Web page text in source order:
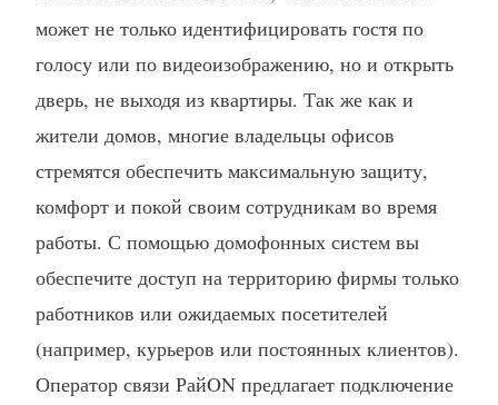
может не только идентифицировать гостя по
голосу или по видеоизображению, но и открыть
дверь, не выходя из квартиры. Так же как и
жители домов, многие владельцы офисов
стремятся обеспечить максимальную защиту,
комфорт и покой своим сотрудникам во время
работы. С помощью домофонных систем вы
обеспечите доступ на территорию фирмы только
работников или ожидаемых посетителей
(например, курьеров или постоянных клиентов).
Оператор связи РайON предлагает подключение